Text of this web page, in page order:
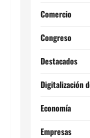
Comercio
Congreso
Destacados
Digitalización
Economía
Empresas